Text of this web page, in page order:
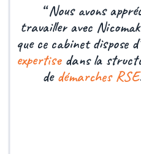
“ Nous avons
travailler avec
que ce cabinet dispose
expertisedans la
de démarches RSE